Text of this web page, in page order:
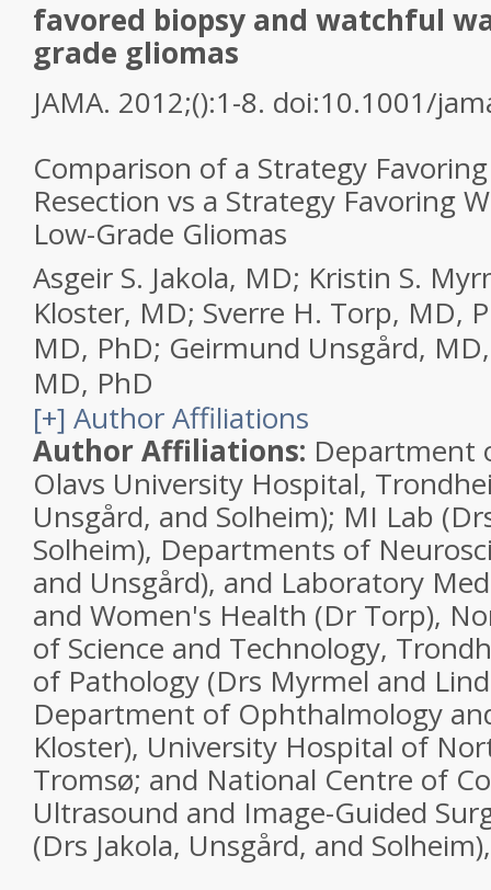
favored biopsy and watchful
grade gliomas
JAMA. 2012;():1-8. doi:10.1001/
Comparison of a Strategy
Resection vs a Strategy Favoring
Low-Grade Gliomas
Asgeir S. Jakola, MD; Kristin S.
Kloster, MD; Sverre H. Torp, MD,
MD, PhD; Geirmund Unsgård,
MD, PhD
[+] Author Affiliations
Author Affiliations: Department
Olavs University Hospital,
Unsgård, and Solheim); MI Lab
Solheim), Departments of
and Unsgård), and Laboratory
and Women's Health (Dr Torp),
of Science and Technology,
of Pathology (Drs Myrmel and
Department of Ophthalmology
Kloster), University Hospital of
Tromsø; and National Centre of
Ultrasound and Image-Guided
(Drs Jakola, Unsgård, and